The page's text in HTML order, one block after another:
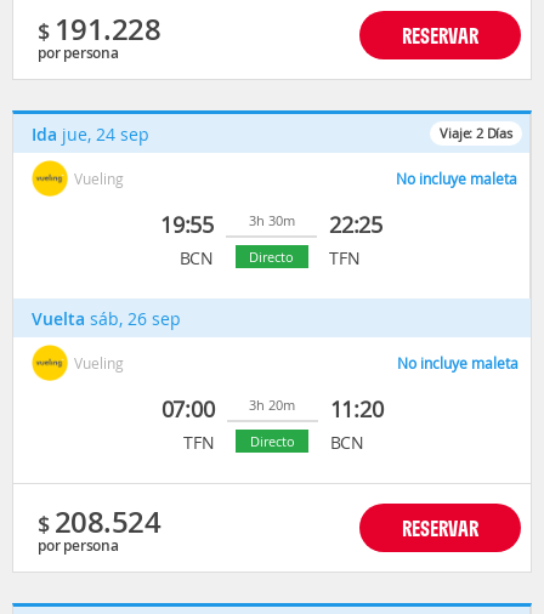
$ 191.228
por persona
RESERVAR
Viaje: 2 Días
Ida jue, 24 sep
Vueling No incluye maleta
19:55
BCN
3h 30m
Directo
22:25
TFN
Vuelta sáb, 26 sep
Vueling No incluye maleta
07:00
TFN
3h 20m
Directo
11:20
BCN
$ 208.524
por persona
RESERVAR